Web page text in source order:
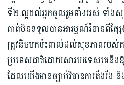
ទី២.ល្អដល់អ្នកចូលរួមទាំងអស់ ទាំង
គាត់មិនទទួលបានអារម្មណ៍រំខានពីផ្ស
ត្រូវនិចមកប៉ះពាល់ដល់សុខភាពរបស់
ប្រទេសជាតិដោយសារបរទេសគេនឹង
ដែលយើងមានច្បាប់វិធានការតឹងរឹង និ